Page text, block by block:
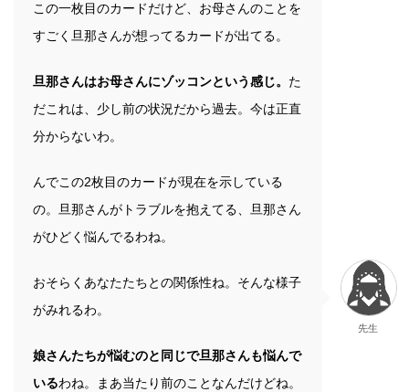
この一枚目のカードだけど、お母さんのことを
すごく旦那さんが想ってるカードが出てる。
旦那さんはお母さんにゾッコンという感じ。 た
だこれは、少し前の状況だから過去。今は正直
分からないわ。
んでこの2枚目のカードが現在を示している
の。旦那さんがトラブルを抱えてる、旦那さん
がひどく悩んでるわね。
おそらくあなたたちとの関係性ね。そんな様子
がみれるわ。
娘さんたちが悩むのと同じで旦那さんも悩んで
いるわね。まあ当たり前のことなんだけどね。
先生